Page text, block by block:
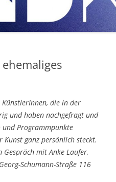
die in der
und haben nachgefragt und
und Programmpunkte
ganz persönlich steckt.
mit Anke Laufer,
Schumann-Straße 116